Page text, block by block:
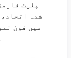
شدہ
میں فون